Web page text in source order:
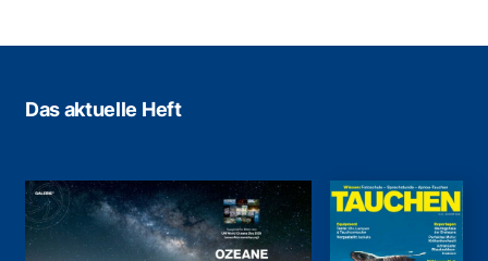
Das aktuelle Heft